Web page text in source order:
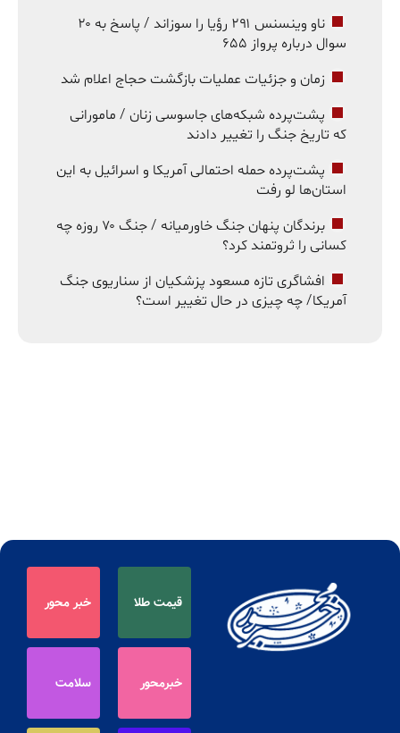
ناو وینسنس ۲۹۱ رؤیا را سوزاند / پاسخ به ۲۰
سوال درباره پرواز ۶۵۵
زمان و جزئیات عملیات بازگشت حجاج اعلام شد
پشت‌پرده شبکه‌های جاسوسی زنان / مامورانی
که تاریخ جنگ را تغییر دادند
پشت‌پرده حمله احتمالی آمریکا و اسرائیل به این
استان‌ها لو رفت
برندگان پنهان جنگ خاورمیانه / جنگ ۷۰ روزه چه
کسانی را ثروتمند کرد؟
افشاگری تازه مسعود پزشکیان از سناریوی جنگ
آمریکا/ چه چیزی در حال تغییر است؟
قیمت طلا خبر محور
خبرمحور سلامت